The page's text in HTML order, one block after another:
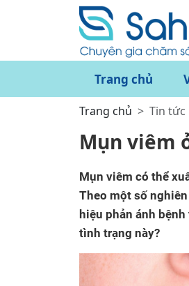
Trang chủ
Trang chủ Tin tức
Mụn viêm
Mụn viêm có thể
Theo một số
hiệu phản ánh
tình trạng này?